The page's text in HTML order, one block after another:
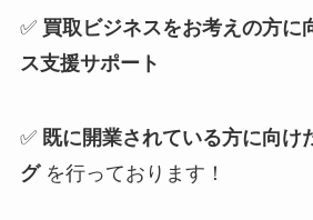
✅ 買取ビジネスをお考えの方に
ス支援サポート
✅ 既に開業されている方に向け
グを行っております！